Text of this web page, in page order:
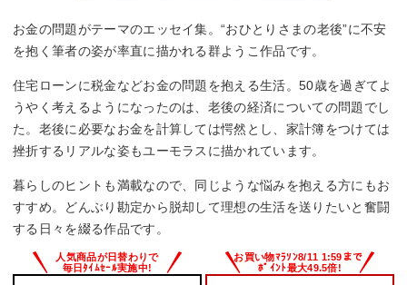
お金の問題がテーマのエッセイ集。“おひとりさまの老後”に不安
を抱く筆者の姿が率直に描かれる群ようこ作品です。
住宅ローンに税金などお金の問題を抱える生活。50歳を過ぎてよ
うやく考えるようになったのは、老後の経済についての問題でし
た。老後に必要なお金を計算しては愕然とし、家計簿をつけては
挫折するリアルな姿もユーモラスに描かれています。
暮らしのヒントも満載なので、同じような悩みを抱える方にもお
すすめ。どんぶり勘定から脱却して理想の生活を送りたいと奮闘
する日々を綴る作品です。